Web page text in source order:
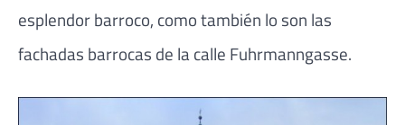
esplendor barroco, como también lo son las
fachadas barrocas de la calle Fuhrmanngasse.